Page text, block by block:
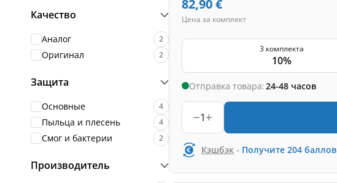
Качество
Аналог 2
Оригинал 2
Защита
Основные 4
Пыльца и плесень 4
Смог и бактерии 2
Производитель
82,90€
Цена за комплект
3 комплекта
10%
Отправка товара:24-48 часов
1
Кэшбэк - Получите 204 баллов